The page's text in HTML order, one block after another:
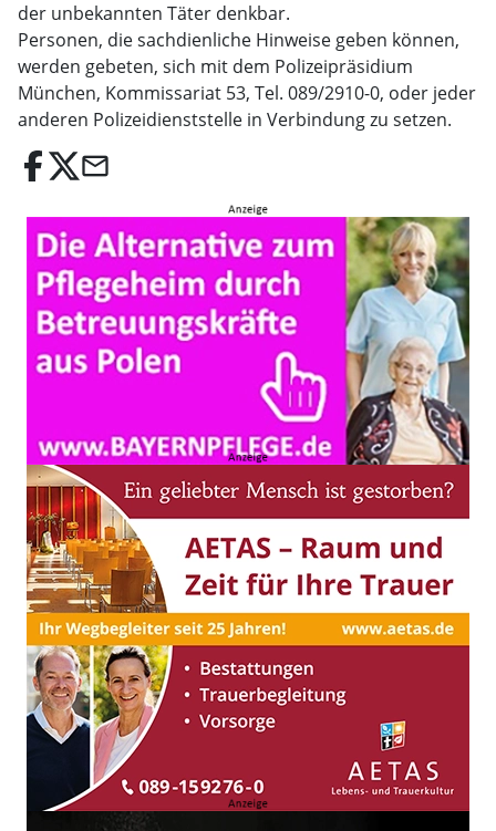
der unbekannten Täter denkbar.
Personen, die sachdienliche Hinweise geben können,
werden gebeten, sich mit dem Polizeipräsidium
München, Kommissariat 53, Tel. 089/2910-0, oder jeder
anderen Polizeidienststelle in Verbindung zu setzen.
email